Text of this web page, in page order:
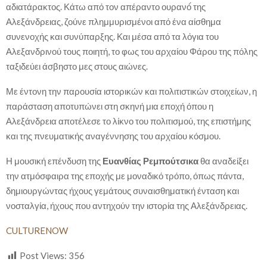
αδιατάρακτος. Κάτω από τον απέραντο ουρανό́ της
Αλεξάνδρειας, ζούνε πλημμυρισμένοι από ένα αίσθημα
συνενοχής και συνύπαρξης. Και μέσα από τα λόγια του
Αλεξανδρινού τους ποιητή, το φως του αρχαίου Φάρου της πόλης
ταξιδεύει άσβηστο μες στους αιώνες.
Με έντονη την παρουσία ιστορικών και πολιτιστικών στοιχείων, η
παράσταση αποτυπώνει στη σκηνή μια εποχή όπου η
Αλεξάνδρεια αποτέλεσε το λίκνο του πολιτισμού, της επιστήμης
και της πνευματικής αναγέννησης του αρχαίου κόσμου.
Η μουσική επένδυση της Ευανθίας Ρεμπούτσικαθα αναδείξει
την ατμόσφαιρα της εποχής με μοναδικό τρόπο, όπως πάντα,
δημιουργώντας ήχους γεμάτους συναισθηματική ένταση και
νοσταλγία, ήχους που αντηχούν την ιστορία της Αλεξάνδρειας.
CULTURENOW
Post Views: 356